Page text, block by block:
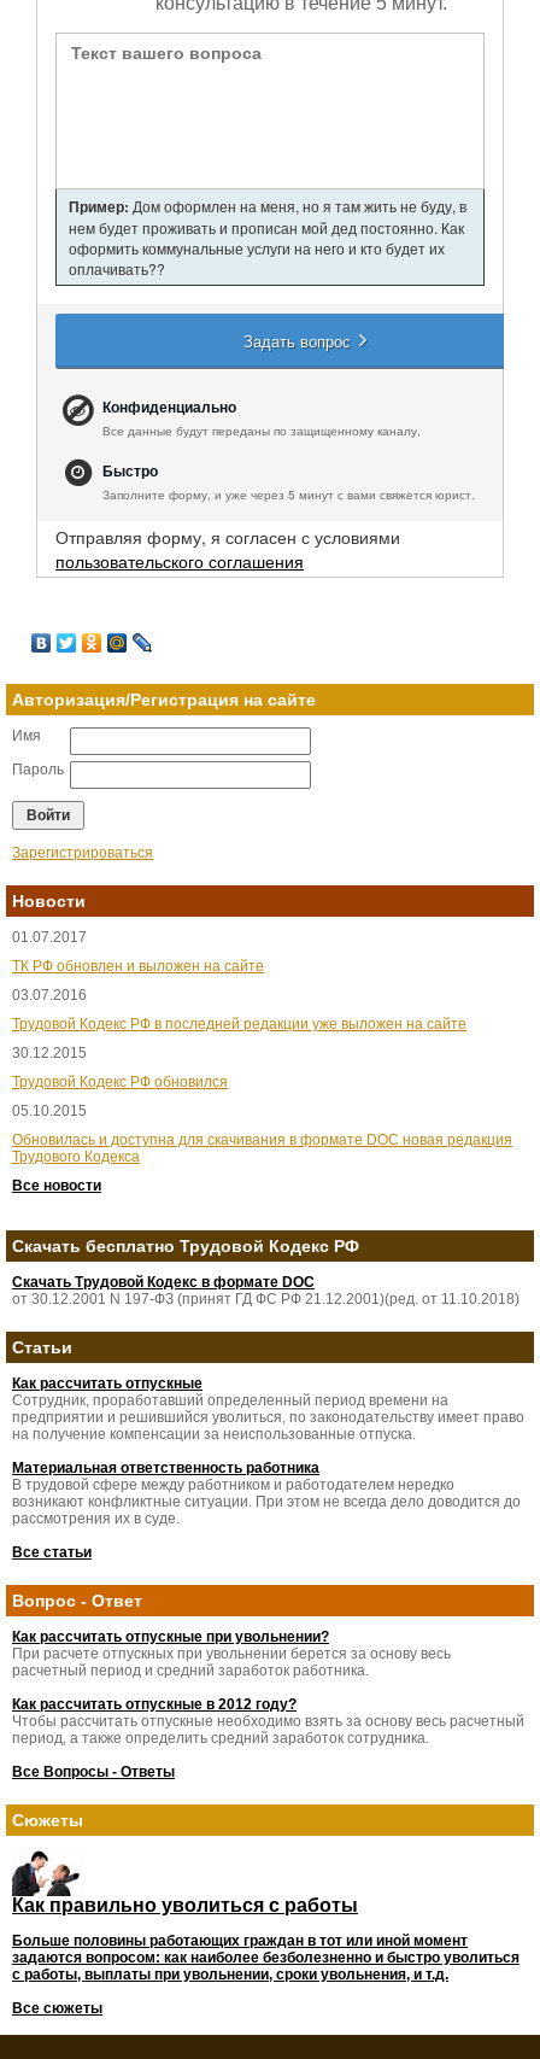
Пример: Дом оформлен на меня, но я там жить не буду, в
нем будет проживать и прописан мой дед постоянно. Как
оформить коммунальные услуги на него и кто будет их
оплачивать??
Задать вопрос
Конфиденциально
Все данные будут переданы по защищенному каналу.
Быстро
Заполните форму, и уже через 5 минут с вами свяжется юрист.
Отправляя форму, я согласен с условиями
пользовательского соглашения
Авторизация/Регистрация на сайте
Имя
Пароль
Зарегистрироваться
Новости
01.07.2017
ТК РФ обновлен и выложен на сайте
03.07.2016
Трудовой Кодекс РФ в последней редакции уже выложен на сайте
30.12.2015
Трудовой Кодекс РФ обновился
05.10.2015
Обновилась и доступна для скачивания в формате DOC новая редакция
Трудового Кодекса
Все новости
Скачать бесплатно Трудовой Кодекс РФ
Скачать Трудовой Кодекс в формате DOC
от 30.12.2001 N 197-ФЗ (принят ГД ФС РФ 21.12.2001)(ред. от 11.10.2018)
Статьи
Как рассчитать отпускные
Сотрудник, проработавший определенный период времени на
предприятии и решившийся уволиться, по законодательству имеет право
на получение компенсации за неиспользованные отпуска.
Материальная ответственность работника
В трудовой сфере между работником и работодателем нередко
возникают конфликтные ситуации. При этом не всегда дело доводится до
рассмотрения их в суде.
Все статьи
Вопрос - Ответ
Как рассчитать отпускные при увольнении?
При расчете отпускных при увольнении берется за основу весь
расчетный период и средний заработок работника.
Как рассчитать отпускные в 2012 году?
Чтобы рассчитать отпускные необходимо взять за основу весь расчетный
период, а также определить средний заработок сотрудника.
Все Вопросы - Ответы
Сюжеты
Как правильно уволиться с работы
Больше половины работающих граждан в тот или иной момент
задаются вопросом: как наиболее безболезненно и быстро уволиться
с работы, выплаты при увольнении, сроки увольнения, и т.д.
Все сюжеты